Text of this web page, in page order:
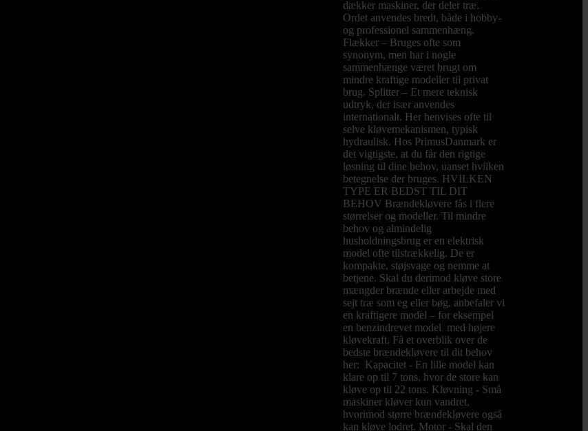
dækker maskiner, der deler træ.
Ordet anvendes bredt, både i hobby-
og professionel sammenhæng.
Flækker – Bruges ofte som
synonym, men har i nogle
sammenhænge været brugt om
mindre kraftige modeller til privat
brug. Splitter – Et mere teknisk
udtryk, der især anvendes
internationalt. Her henvises ofte til
selve kløvemekanismen, typisk
hydraulisk. Hos PrimusDanmark er
det vigtigste, at du får den rigtige
løsning til dine behov, uanset hvilken
betegnelse der bruges. HVILKEN
TYPE ER BEDST TIL DIT
BEHOV Brændekløvere fås i flere
størrelser og modeller. Til mindre
behov og almindelig
husholdningsbrug er en elektrisk
model ofte tilstrækkelig. De er
kompakte, støjsvage og nemme at
betjene. Skal du derimod kløve store
mængder brænde eller arbejde med
sejt træ som eg eller bøg, anbefaler vi
en kraftigere model – for eksempel
en benzindrevet model med højere
kløvekraft. Få et overblik over de
bedste brændekløvere til dit behov
her: Kapacitet - En lille model kan
klare op til 7 tons, hvor de store kan
kløve op til 22 tons. Kløvning - Små
maskiner kløver kun vandret,
hvorimod større brændekløvere også
kan kløve lodret. Motor - Skal den